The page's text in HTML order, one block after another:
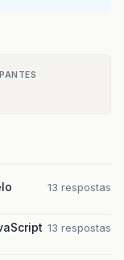
13 respostas
13 respostas